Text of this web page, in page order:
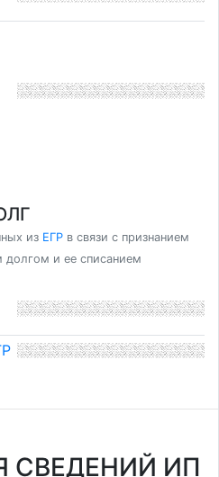
из ЕГР в связи с признанием
и ее списанием
СВЕДЕНИЙ ИП